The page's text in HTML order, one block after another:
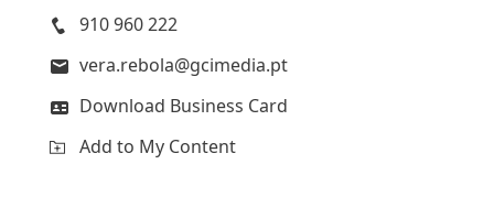
910 960 222
vera.rebola@gcimedia.pt
Download Business Card
Add to My Content